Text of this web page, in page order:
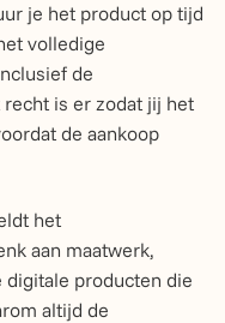
je het product op tijd
volledige
de
is er zodat jij het
de aankoop
het
aan maatwerk,
producten die
altijd de